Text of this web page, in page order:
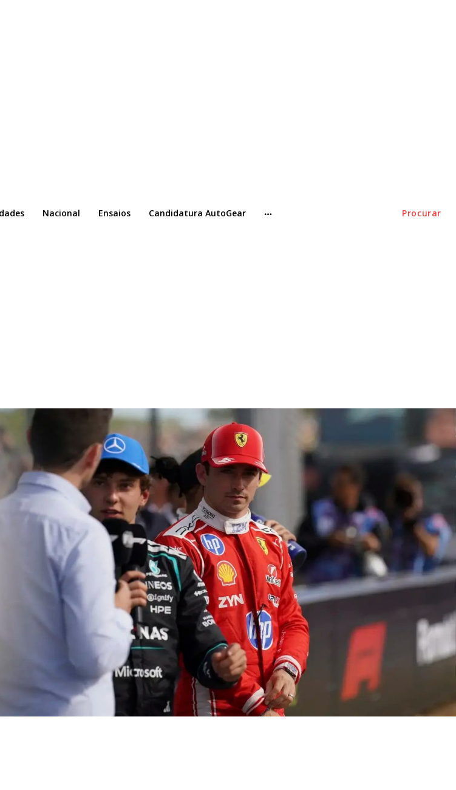
Procurar
Nacional Ensaios Candidatura AutoGear